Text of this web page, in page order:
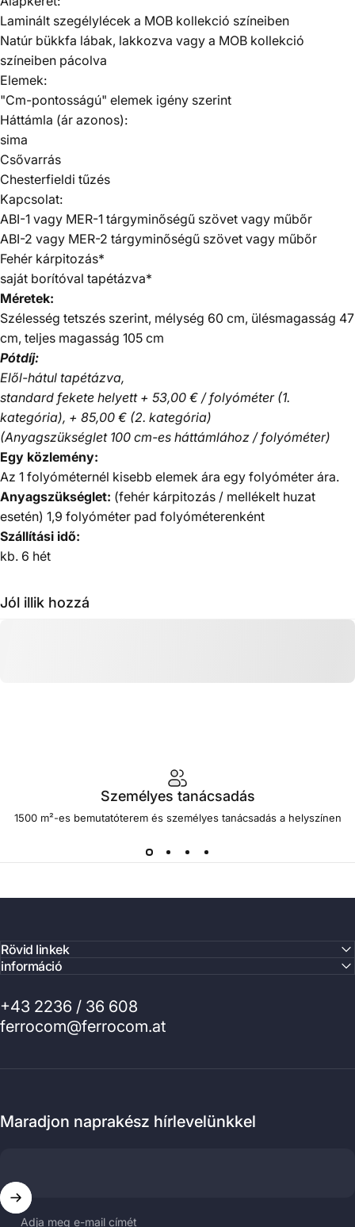
Laminált szegélylécek a MOB kollekció színeiben
Natúr bükkfa lábak, lakkozva vagy a MOB kollekció
színeiben pácolva
Elemek:
"Cm-pontosságú" elemek igény szerint
Háttámla (ár azonos):
sima
Csővarrás
Chesterfieldi tűzés
Kapcsolat:
ABI-1 vagy MER-1 tárgyminőségű szövet vagy műbőr
ABI-2 vagy MER-2 tárgyminőségű szövet vagy műbőr
Fehér kárpitozás*
saját borítóval tapétázva*
Méretek:
Szélesség tetszés szerint, mélység 60 cm, ülésmagasság 47
cm, teljes magasság 105 cm
Pótdíj:
Elől-hátul tapétázva,
standard fekete helyett + 53,00 € / folyóméter (1.
kategória), + 85,00 € (2. kategória)
(Anyagszükséglet 100 cm-es háttámlához / folyóméter)
Egy közlemény:
Az 1 folyóméternél kisebb elemek ára egy folyóméter ára.
Anyagszükséglet: (fehér kárpitozás / mellékelt huzat
esetén) 1,9 folyóméter pad folyóméterenként
Szállítási idő:
kb. 6 hét
Jól illik hozzá
Személyes tanácsadás
1500 m²-es bemutatóterem és személyes tanácsadás a helyszínen
Rövid linkek
információ
+43 2236 / 36 608
ferrocom@ferrocom.at
Maradjon naprakész hírlevelünkkel
Adja meg e-mail címét